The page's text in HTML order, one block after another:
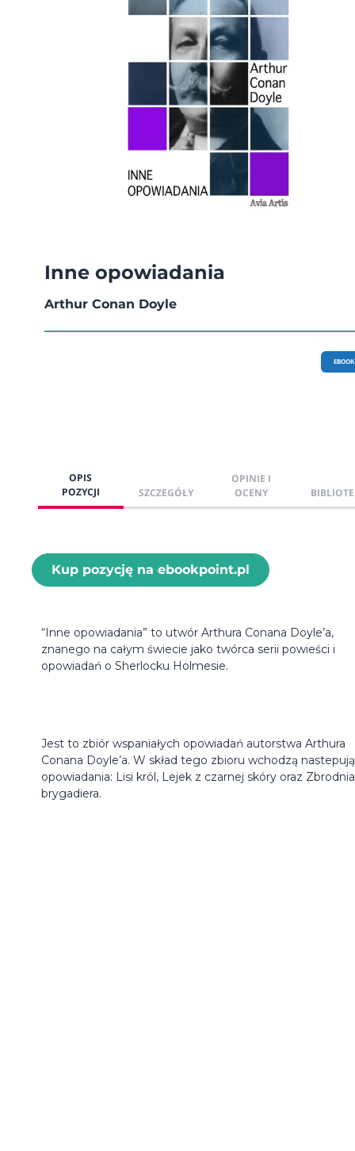
Inne opowiadania
Arthur Conan Doyle
EBOOK
OPIS
POZYCJI
SZCZEGÓŁY
OPINIE I
OCENY
Kup pozycję na ebookpoint.pl
“Inne opowiadania” to utwór Arthura Conana Doyle’a,
znanego na całym świecie jako twórca serii powieści i
opowiadań o Sherlocku Holmesie.
Jest to zbiór wspaniałych opowiadań autorstwa Arthura
Conana Doyle’a. W skład tego zbioru wchodzą
opowiadania: Lisi król, Lejek z czarnej skóry oraz Zbrodnia
brygadiera.